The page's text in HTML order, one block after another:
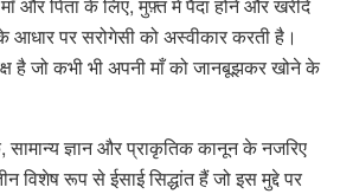
और पिता के लिए, मुफ़्त में पैदा होने और खरीदे
पर सरोगेसी को अस्वीकार करती है।
है जो कभी भी अपनी माँ को जानबूझकर खोने के
ज्ञान और प्राकृतिक कानून के नजरिए
विशेष रूप से ईसाई सिद्धांत हैं जो इस मुद्दे पर